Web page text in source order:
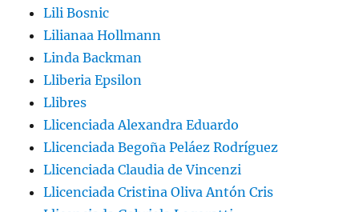
Lili Bosnic
Lilianaa Hollmann
Linda Backman
Lliberia Epsilon
Llibres
Llicenciada Alexandra Eduardo
Llicenciada Begoña Peláez Rodríguez
Llicenciada Claudia de Vincenzi
Llicenciada Cristina Oliva Antón Cris